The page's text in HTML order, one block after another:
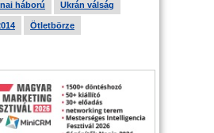
háború Ukrán válság
Ötletbörze